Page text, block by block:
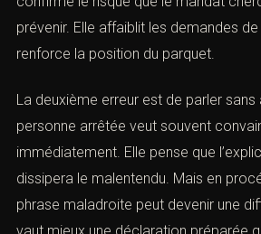
droits et stratégie
La première erreur est la fuite.
pensent qu’il vaut mieux attendre,
territoire. C’est généralement
confirme le risque que le mandat
prévenir. Elle affaiblit les demandes
renforce la position du parquet.